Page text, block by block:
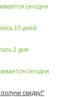
сегодня
15 дней
2 дня
сегодня
скидку!"